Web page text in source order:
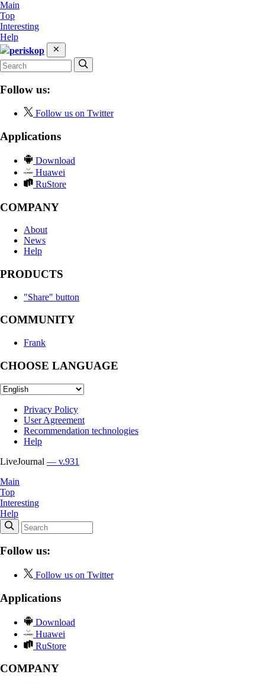
Main
Top
Interesting
Help
periskop
Follow us:
Follow us on Twitter
Applications
Download
Huawei
RuStore
COMPANY
About
News
Help
PRODUCTS
"Share" button
COMMUNITY
Frank
CHOOSE LANGUAGE
Privacy Policy
User Agreement
Recommendation technologies
Help
LiveJournal — v.931
Main
Top
Interesting
Help
Follow us:
Follow us on Twitter
Applications
Download
Huawei
RuStore
COMPANY